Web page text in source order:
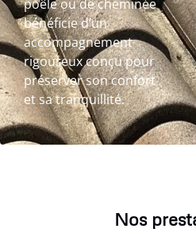
poêle ou de cheminée
bénéficie d’un
accompagnement
rigoureux conçu pour
préserver son confort
et sa tranquillité.
Nos